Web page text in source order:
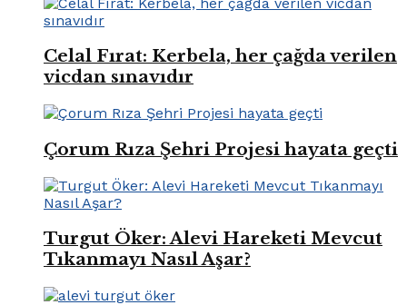
Celal Fırat: Kerbela, her çağda verilen
vicdan sınavıdır
Çorum Rıza Şehri Projesi hayata geçti
Turgut Öker: Alevi Hareketi Mevcut
Tıkanmayı Nasıl Aşar?